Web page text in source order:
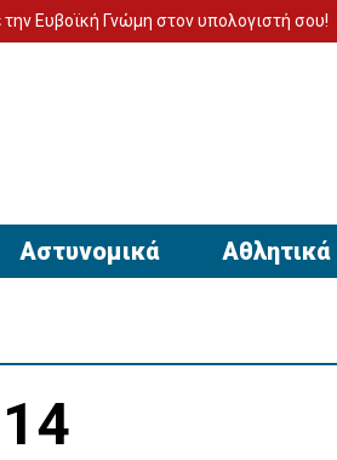
Γνώμη στον υπολογιστή σου! Το
Αστυνομικά Αθλητικά